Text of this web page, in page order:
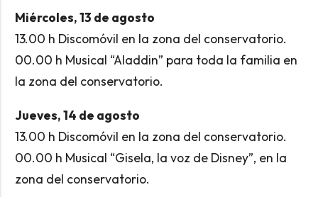
Miércoles, 13 de agosto
13.00 h Discomóvil en la zona del conservatorio.
00.00 h Musical “Aladdin” para toda la familia en
la zona del conservatorio.
Jueves, 14 de agosto
13.00 h Discomóvil en la zona del conservatorio.
00.00 h Musical “Gisela, la voz de Disney”, en la
zona del conservatorio.